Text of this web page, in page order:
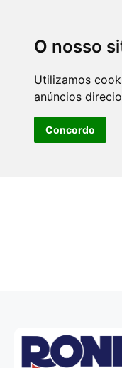
O nosso
Utilizamos
anúncios
Concordo